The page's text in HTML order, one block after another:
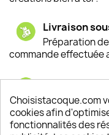
Livraison
Préparation
commande effectuée
Satisfaction
Depuis 2009,
sont satisfaits de nos
Choisistacoque.com
cookies afin
fonctionnalités des